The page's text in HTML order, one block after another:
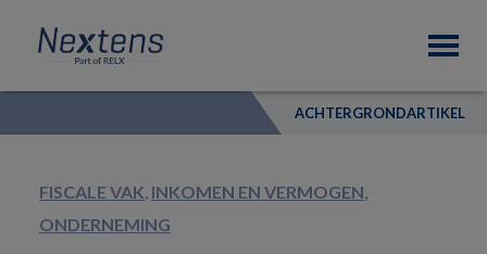
primary
navigation
content
footer
Nextens
Fiscaal
partner
van
ACHTERGRONDARTIKEL
FISCALE VAK, INKOMEN EN VERMOGEN,
ONDERNEMING